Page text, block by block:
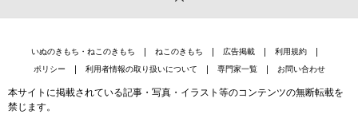
いぬのきもち・ねこのきもち ねこのきもち 広告掲載
利用規約
ポリシー
利用者情報の取り扱いについて 専門家一覧 お問い合わせ
本サイトに掲載されている記事・写真・イラスト等のコンテンツの無断転載を
禁じます。